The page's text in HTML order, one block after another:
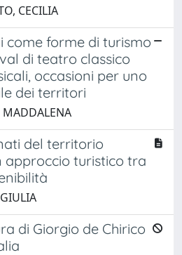
CECILIA
come forme di turismo
di teatro classico
occasioni per uno
dei territori
del territorio
approccio turistico tra
di Giorgio de Chirico